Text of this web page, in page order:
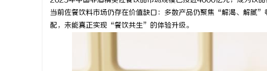
当前佐餐饮料市场仍存在价值缺口：多数产品仍聚焦“解渴、解腻
配，未能真正实现“餐饮共生”的体验升级。